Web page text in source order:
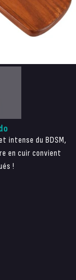
intense du BDSM,
en cuir convient
!